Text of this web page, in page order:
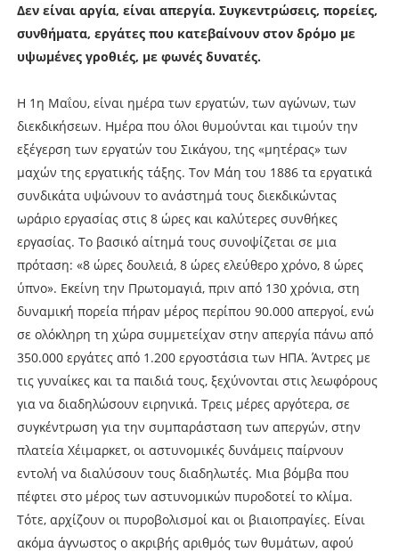
Δεν είναι αργία, είναι απεργία. Συγκεντρώσεις, πορείες,
συνθήματα, εργάτες που κατεβαίνουν στον δρόμο με
υψωμένες γροθιές, με φωνές δυνατές.
Η 1η Μαΐου, είναι ημέρα των εργατών, των αγώνων, των
διεκδικήσεων. Ημέρα που όλοι θυμούνται και τιμούν την
εξέγερση των εργατών του Σικάγου, της «μητέρας» των
μαχών της εργατικής τάξης. Τον Μάη του 1886 τα εργατικά
συνδικάτα υψώνουν το ανάστημά τους διεκδικώντας
ωράριο εργασίας στις 8 ώρες και καλύτερες συνθήκες
εργασίας. Το βασικό αίτημά τους συνοψίζεται σε μια
πρόταση: «8 ώρες δουλειά, 8 ώρες ελεύθερο χρόνο, 8 ώρες
ύπνο». Εκείνη την Πρωτομαγιά, πριν από 130 χρόνια, στη
δυναμική πορεία πήραν μέρος περίπου 90.000 απεργοί, ενώ
σε ολόκληρη τη χώρα συμμετείχαν στην απεργία πάνω από
350.000 εργάτες από 1.200 εργοστάσια των ΗΠΑ. Άντρες με
τις γυναίκες και τα παιδιά τους, ξεχύνονται στις λεωφόρους
για να διαδηλώσουν ειρηνικά. Τρεις μέρες αργότερα, σε
συγκέντρωση για την συμπαράσταση των απεργών, στην
πλατεία Χέιμαρκετ, οι αστυνομικές δυνάμεις παίρνουν
εντολή να διαλύσουν τους διαδηλωτές. Μια βόμβα που
πέφτει στο μέρος των αστυνομικών πυροδοτεί το κλίμα.
Τότε, αρχίζουν οι πυροβολισμοί και οι βιαιοπραγίες. Είναι
ακόμα άγνωστος ο ακριβής αριθμός των θυμάτων, αφού